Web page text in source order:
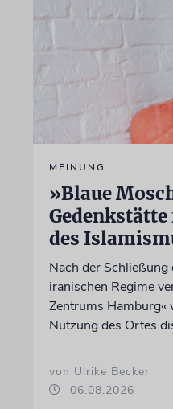
MEINUNG
»Blaue
des
Nach der Schließung
iranischen Regime
Zentrums Hamburg«
Nutzung des Ortes
von Ulrike Becker
06.08.2026